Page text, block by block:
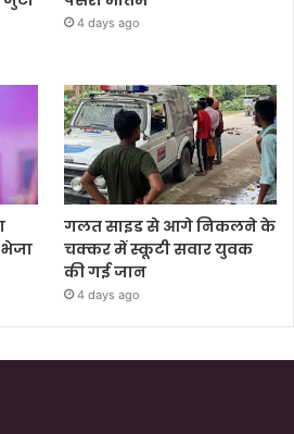
4 days ago
गलत साइड से आगे निकलने के
चक्कर में स्कूटी सवार युवक
की गई जान
4 days ago